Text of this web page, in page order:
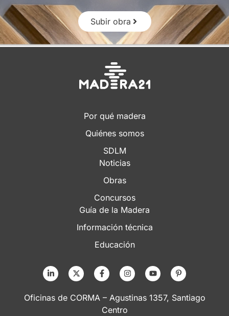
Subir obra
Por qué madera
Quiénes somos
SDLM
Noticias
Obras
Concursos
Guía de la Madera
Información técnica
Educación
Oficinas de CORMA – Agustinas 1357, Santiago
Centro